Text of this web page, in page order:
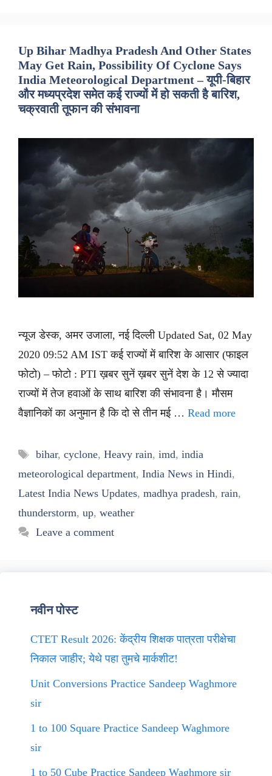
Up Bihar Madhya Pradesh And Other States
May Get Rain, Possibility Of Cyclone Says
India Meteorological Department – यूपी-बिहार
और मध्यप्रदेश समेत कई राज्यों में हो सकती है बारिश,
चक्रवाती तूफान की संभावना
न्यूज डेस्क, अमर उजाला, नई दिल्ली Updated Sat, 02 May
2020 09:52 AM IST कई राज्यों में बारिश के आसार (फाइल
फोटो) – फोटो : PTI ख़बर सुनें ख़बर सुनें देश के 12 से ज्यादा
राज्यों में तेज हवाओं के साथ बारिश की संभावना है। मौसम
वैज्ञानिकों का अनुमान है कि दो से तीन मई … Read more
Tags
bihar, cyclone, Heavy rain, imd, india
meteorological department, India News in Hindi,
Latest India News Updates, madhya pradesh, rain,
thunderstorm, up, weather
Leave a comment
नवीन पोस्ट
CTET Result 2026: केंद्रीय शिक्षक पात्रता परीक्षेचा
निकाल जाहीर; येथे पहा तुमचे मार्कशीट!
Unit Conversions Practice Sandeep Waghmore
sir
1 to 100 Square Practice Sandeep Waghmore
sir
1 to 50 Cube Practice Sandeep Waghmore sir